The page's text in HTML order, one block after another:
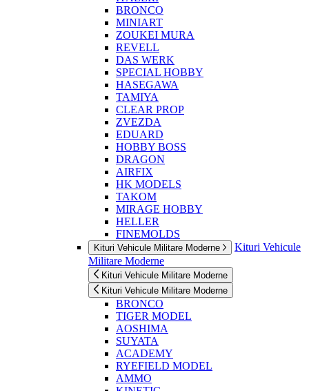
BRONCO
MINIART
ZOUKEI MURA
REVELL
DAS WERK
SPECIAL HOBBY
HASEGAWA
TAMIYA
CLEAR PROP
ZVEZDA
EDUARD
HOBBY BOSS
DRAGON
AIRFIX
HK MODELS
TAKOM
MIRAGE HOBBY
HELLER
FINEMOLDS
Kituri Vehicule Militare Moderne
Kituri Vehicule
Militare Moderne
Kituri Vehicule Militare Moderne
Kituri Vehicule Militare Moderne
BRONCO
TIGER MODEL
AOSHIMA
SUYATA
ACADEMY
RYEFIELD MODEL
AMMO